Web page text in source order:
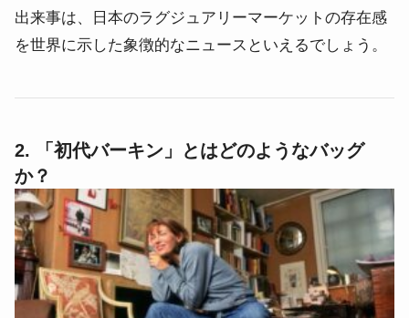
出来事は、日本のラグジュアリーマーケットの存在感
を世界に示した象徴的なニュースといえるでしょう。
2. 「初代バーキン」とはどのようなバッグ
か？